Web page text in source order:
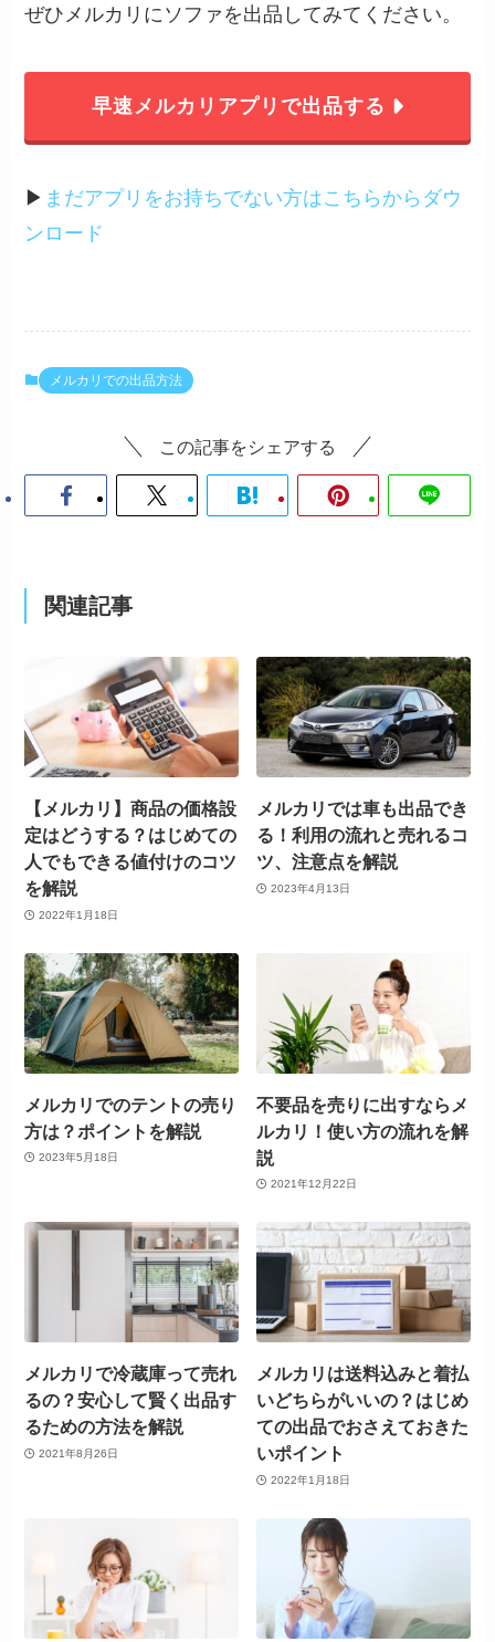
ぜひメルカリにソファを出品してみてください。
早速メルカリアプリで出品する
▶︎ まだアプリをお持ちでない方はこちらからダウ
ンロード
メルカリでの出品方法
この記事をシェアする
関連記事
【メルカリ】商品の価格設
定はどうする？はじめての
人でもできる値付けのコツ
を解説
2022年1月18日
メルカリでは車も出品でき
る！利用の流れと売れるコ
ツ、注意点を解説
2023年4月13日
メルカリでのテントの売り
方は？ポイントを解説
2023年5月18日
不要品を売りに出すならメ
ルカリ！使い方の流れを解
説
2021年12月22日
メルカリで冷蔵庫って売れ
るの？安心して賢く出品す
るための方法を解説
2021年8月26日
メルカリは送料込みと着払
いどちらがいいの？はじめ
ての出品でおさえておきた
いポイント
2022年1月18日